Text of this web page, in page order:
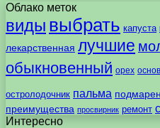
Облако меток
виды выбрать капуста
лекарственная лучшие
обыкновенный орех
остролодочник пальма
преимущества просвирник ремонт
Интересно